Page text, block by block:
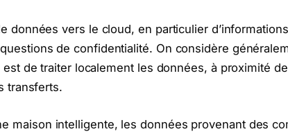
données vers le cloud, en particulier
de confidentialité. On considère
de traiter localement les données, à proximité
transferts.
maison intelligente, les données provenant des